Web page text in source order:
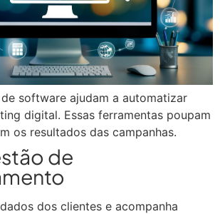
software ajudam a automatizar
digital. Essas ferramentas poupam
os resultados das campanhas.
de
dos clientes e acompanha